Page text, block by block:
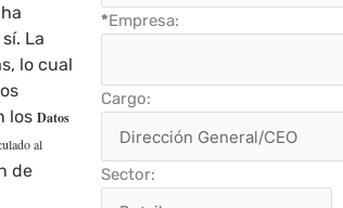
La
lo cual
losDatos
al
de
*Empresa:
Cargo:
Sector: